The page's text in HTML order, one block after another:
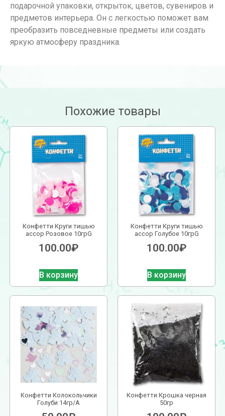
подарочной упаковки, открыток, цветов, сувениров и
предметов интерьера. Он с легкостью поможет вам
преобразить повседневные предметы или создать
яркую атмосферу праздника.
Похожие товары
Конфетти Круги тишью
ассор Розовое 10грG
100.00₽
В корзину
Конфетти Круги тишью
ассор Голубое 10грG
100.00₽
В корзину
Конфетти Колокольчики
Голуби 14гр/A
Конфетти Крошка черная
50гр